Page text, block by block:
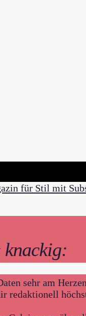
sehr am
redaktionell